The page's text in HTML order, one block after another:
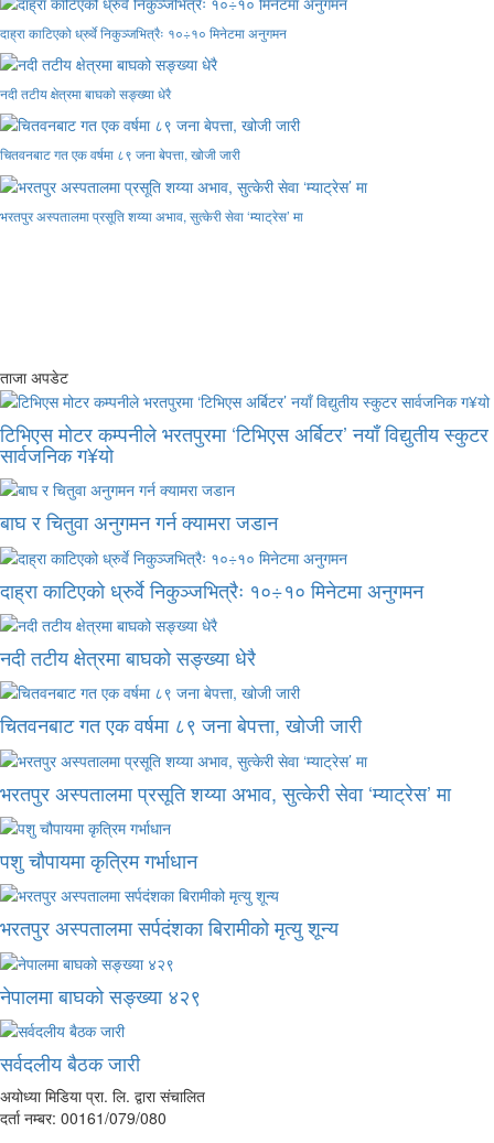
दाह्रा काटिएको ध्रुर्वे निकुञ्जभित्रैः १०÷१० मिनेटमा अनुगमन
नदी तटीय क्षेत्रमा बाघको सङ्ख्या धेरै
चितवनबाट गत एक वर्षमा ८९ जना बेपत्ता, खोजी जारी
भरतपुर अस्पतालमा प्रसूति शय्या अभाव, सुत्केरी सेवा ‘म्याट्रेस’ मा
ताजा अपडेट
टिभिएस मोटर कम्पनीले भरतपुरमा ‘टिभिएस अर्बिटर’ नयाँ विद्युतीय स्कुटर
सार्वजनिक ग¥यो
बाघ र चितुवा अनुगमन गर्न क्यामरा जडान
दाह्रा काटिएको ध्रुर्वे निकुञ्जभित्रैः १०÷१० मिनेटमा अनुगमन
नदी तटीय क्षेत्रमा बाघको सङ्ख्या धेरै
चितवनबाट गत एक वर्षमा ८९ जना बेपत्ता, खोजी जारी
भरतपुर अस्पतालमा प्रसूति शय्या अभाव, सुत्केरी सेवा ‘म्याट्रेस’ मा
पशु चौपायमा कृत्रिम गर्भाधान
भरतपुर अस्पतालमा सर्पदंशका बिरामीको मृत्यु शून्य
नेपालमा बाघको सङ्ख्या ४२९
सर्वदलीय बैठक जारी
अयोध्या मिडिया प्रा. लि. द्वारा संचालित
दर्ता नम्बर: 00161/079/080